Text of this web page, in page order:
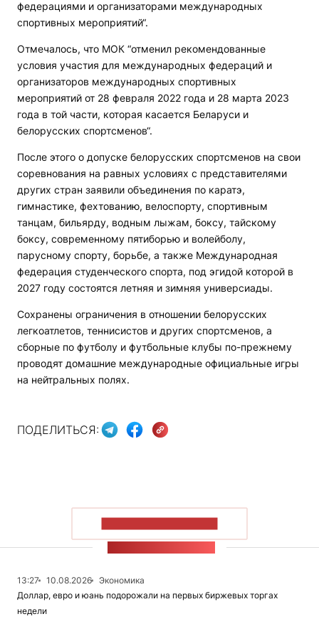
федерациями и организаторами международных
спортивных мероприятий“.
Отмечалось, что МОК “отменил рекомендованные
условия участия для международных федераций и
организаторов международных спортивных
мероприятий от 28 февраля 2022 года и 28 марта 2023
года в той части, которая касается Беларуси и
белорусских спортсменов“.
После этого о допуске белорусских спортсменов на свои
соревнования на равных условиях с представителями
других стран заявили объединения по каратэ,
гимнастике, фехтованию, велоспорту, спортивным
танцам, бильярду, водным лыжам, боксу, тайскому
боксу, современному пятиборью и волейболу,
парусному спорту, борьбе, а также Международная
федерация студенческого спорта, под эгидой которой в
2027 году состоятся летняя и зимняя универсиады.
Сохранены ограничения в отношении белорусских
легкоатлетов, теннисистов и других спортсменов, а
сборные по футболу и футбольные клубы по-прежнему
проводят домашние международные официальные игры
на нейтральных полях.
ПОДЕЛИТЬСЯ:
13:27 10.08.2026
Экономика
Доллар, евро и юань подорожали на первых биржевых торгах
недели